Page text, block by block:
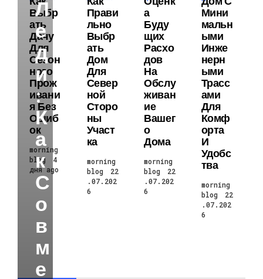
Выбр
Ать
Дачу
Для
Сезон
Ного
Прож
Ивани
Я Без
Ошиб
Ок
morning
blog
4
дня ago
Прави
Льно
Выбр
Ать
Дом
Для
Север
Ной
Сторо
Ны
Участ
Ка
morning
blog
22
.07.202
6
А
Буду
Щих
Расхо
Дов
На
Обслу
Живан
Ие
Вашег
О
Дома
morning
blog
22
.07.202
6
Мини
Мальн
Ыми
Инже
Нерн
Ыми
Трасс
Ами
Для
Комф
Орта
И
Удобс
Тва
morning
blog
22
.07.202
6
Л
Е
Д
И
:
К
А
К
С
О
В
М
Е